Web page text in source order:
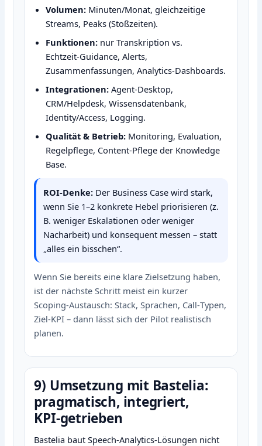
Volumen: Minuten/Monat, gleichzeitige
Streams, Peaks (Stoßzeiten).
Funktionen: nur Transkription vs.
Echtzeit‑Guidance, Alerts,
Zusammenfassungen, Analytics‑Dashboards.
Integrationen: Agent‑Desktop,
CRM/Helpdesk, Wissensdatenbank,
Identity/Access, Logging.
Qualität & Betrieb: Monitoring, Evaluation,
Regelpflege, Content‑Pflege der Knowledge
Base.
ROI‑Denke: Der Business Case wird stark,
wenn Sie 1–2 konkrete Hebel priorisieren (z.
B. weniger Eskalationen oder weniger
Nacharbeit) und konsequent messen – statt
„alles ein bisschen“.
Wenn Sie bereits eine klare Zielsetzung haben,
ist der nächste Schritt meist ein kurzer
Scoping‑Austausch: Stack, Sprachen, Call‑Typen,
Ziel‑KPI – dann lässt sich der Pilot realistisch
planen.
9) Umsetzung mit Bastelia:
pragmatisch, integriert,
KPI‑getrieben
Bastelia baut Speech‑Analytics‑Lösungen nicht